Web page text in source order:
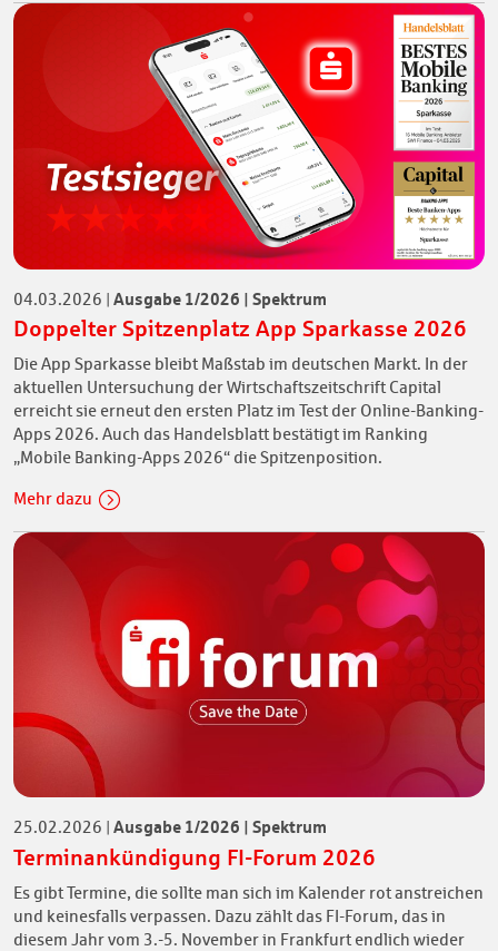
04.03.2026 | Ausgabe 1/2026 | Spektrum
Doppelter Spitzenplatz App Sparkasse 2026
Die App Sparkasse bleibt Maßstab im deutschen Markt. In der
aktuellen Untersuchung der Wirtschaftszeitschrift Capital
erreicht sie erneut den ersten Platz im Test der Online-Banking-
Apps 2026. Auch das Handelsblatt bestätigt im Ranking
„Mobile Banking-Apps 2026“ die Spitzenposition.
Mehr dazu
25.02.2026 | Ausgabe 1/2026 | Spektrum
Terminankündigung FI-Forum 2026
Es gibt Termine, die sollte man sich im Kalender rot anstreichen
und keinesfalls verpassen. Dazu zählt das FI-Forum, das in
diesem Jahr vom 3.-5. November in Frankfurt endlich wieder